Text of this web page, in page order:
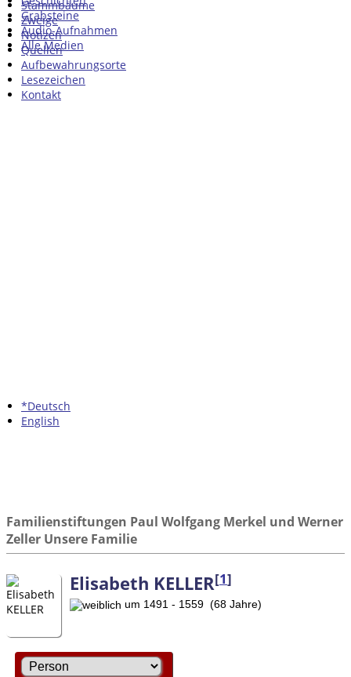
Grabsteine
Audio-Aufnahmen
Alle Medien
Stammbäume
Zweige
Notizen
Quellen
Aufbewahrungsorte
Lesezeichen
Kontakt
*Deutsch
English
Familienstiftungen Paul Wolfgang Merkel und Werner
Zeller Unsere Familie
Elisabeth KELLER[1]
um 1491 - 1559 (68 Jahre)